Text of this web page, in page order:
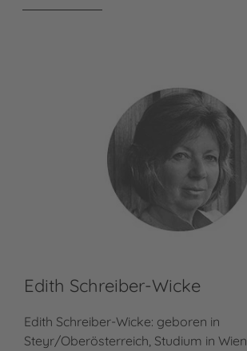
Edith Schreiber-Wicke
Edith Schreiber-Wicke: geboren in
Steyr/Oberösterreich, Studium in Wien